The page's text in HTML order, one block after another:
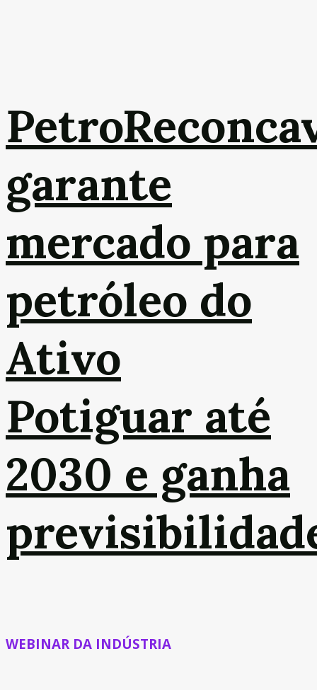
garante
mercado para
petróleo do
Ativo
Potiguar até
2030 e ganha
WEBINAR DA INDÚSTRIA